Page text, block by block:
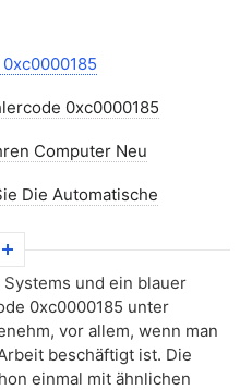
0xc0000185
Computer Neu
Die Automatische
Boot Configuration Data
Die
und ein blauer
0xc0000185 unter
vor allem, wenn man
beschäftigt ist. Die
einmal mit ähnlichen